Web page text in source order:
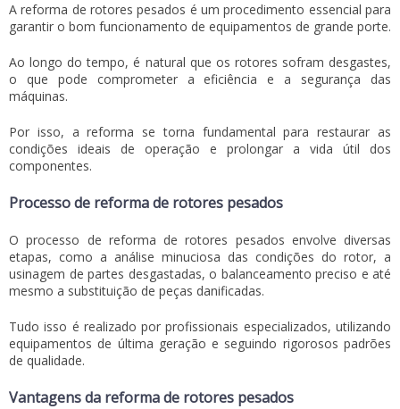
Areforma de rotores pesados é um procedimento essencial para
garantir o bom funcionamento de equipamentos de grande porte.
Ao longo do tempo, é natural que os rotores sofram desgastes,
o que pode comprometer a eficiência e a segurança das
máquinas.
Por isso, a reforma se torna fundamental para restaurar as
condições ideais de operação e prolongar a vida útil dos
componentes.
Processo de reforma de rotores pesados
O processo de reforma de rotores pesados envolve diversas
etapas, como a análise minuciosa das condições do rotor, a
usinagem de partes desgastadas, o balanceamento preciso e até
mesmo a substituição de peças danificadas.
Tudo isso é realizado por profissionais especializados, utilizando
equipamentos de última geração e seguindo rigorosos padrões
de qualidade.
Vantagens da reforma de rotores pesados